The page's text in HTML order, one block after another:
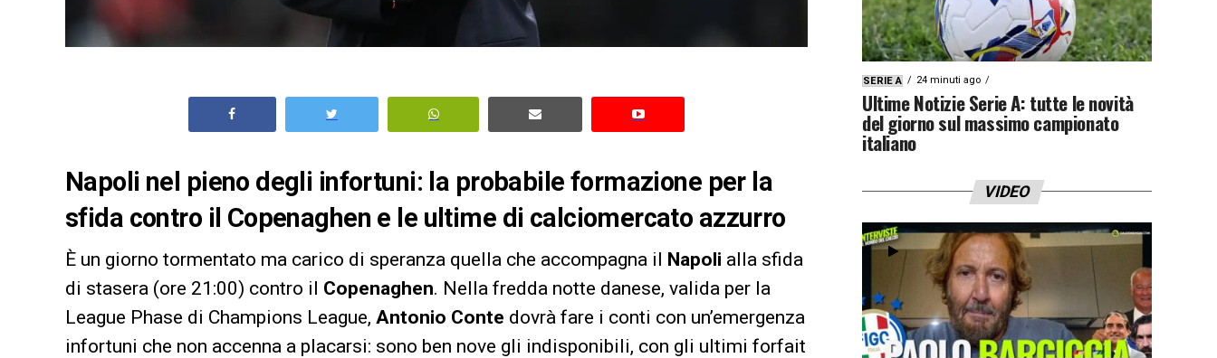
Napoli nel pieno degli infortuni: la probabile formazione per la
sfida contro il Copenaghen e le ultime di calciomercato azzurro
È un giorno tormentato ma carico di speranza quella che accompagna il Napoli alla sfida
di stasera (ore 21:00) contro il Copenaghen. Nella fredda notte danese, valida per la
League Phase di Champions League, Antonio Conte dovrà fare i conti con un’emergenza
infortuni che non accenna a placarsi: sono ben nove gli indisponibili, con gli ultimi forfait
SERIE A 24 minuti ago
Ultime Notizie Serie A: tutte le novità
del giorno sul massimo campionato
italiano
VIDEO